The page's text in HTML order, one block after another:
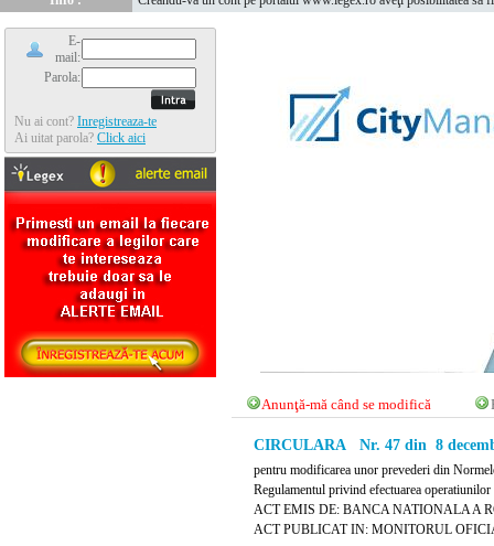
E-
mail:
Parola:
Nu ai cont? Inregistreaza-te
Ai uitat parola? Click aici
Anunţă-mă când se modifică
CIRCULARA Nr. 47 din 8
pentru modificarea unor prevederi din
Regulamentul privind efectuarea operatiunilor
ACT EMIS DE: BANCA NATIONALA A
ACT PUBLICAT IN: MONITORUL